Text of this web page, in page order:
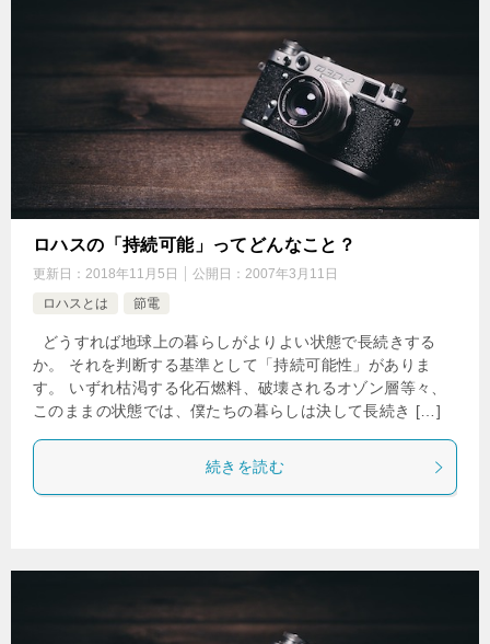
ロハスの「持続可能」ってどんなこと？
更新日： 2018年11月5日 公開日： 2007年3月11日
ロハスとは
節電
どうすれば地球上の暮らしがよりよい状態で長続きする
か。 それを判断する基準として「持続可能性」がありま
す。 いずれ枯渇する化石燃料、破壊されるオゾン層等々、
このままの状態では、僕たちの暮らしは決して長続き […]
続きを読む